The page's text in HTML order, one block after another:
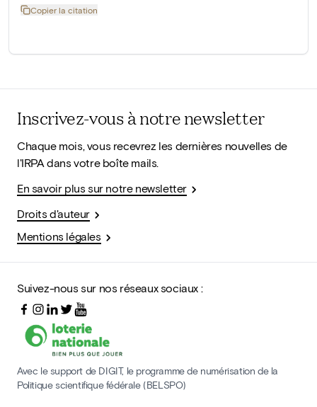
Copier la citation
Inscrivez-vous à notre newsletter
Chaque mois, vous recevrez les dernières nouvelles de
l'IRPA dans votre boîte mails.
En savoir plus sur notre newsletter
Droits d'auteur
Mentions légales
Suivez-nous sur nos réseaux sociaux :
Avec le support de DIGIT, le programme de numérisation de la
Politique scientifique fédérale (BELSPO)